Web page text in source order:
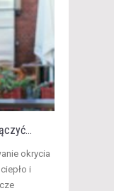
okrycia
i